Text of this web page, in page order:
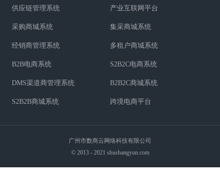
供应链管理系统 产业互联网平台
采购商城系统 集采商城系统
经销商管理系统 多租户商城系统
B2B电商系统 S2B2C电商系统
DMS渠道商管理系统 B2B2C商城系统
S2B2B商城系统 跨境电商平台
广州市数商云网络科技有限公司
© 2013 - 2021 shushangyun.com